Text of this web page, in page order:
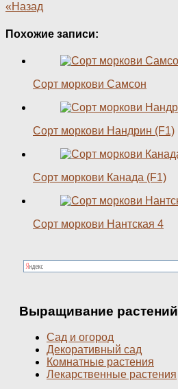
«Назад
Похожие записи:
Сорт моркови Самсон
Сорт моркови Нандрин (F1)
Сорт моркови Канада (F1)
Сорт моркови Нантская 4
Выращивание растений
Сад и огород
Декоративный сад
Комнатные растения
Лекарственные растения